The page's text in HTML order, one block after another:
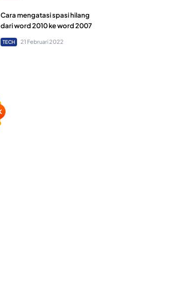
Cara mengatasi spasi hilang
dari word 2010 ke word 2007
TECH 21 Februari 2022